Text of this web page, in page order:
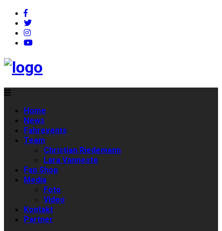
Home
News
Fahrevents
Team
Christian Riedemann
Lara Vanneste
Fan Shop
Media
Foto
Video
Kontakt
Partner